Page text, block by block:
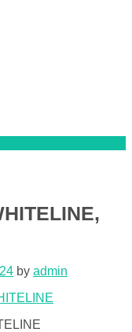
by admin